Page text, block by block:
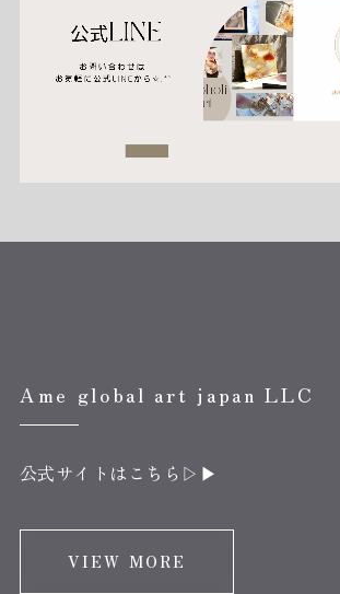
Ame global art japan LLC
公式サイトはこちら▷▶
VIEW MORE